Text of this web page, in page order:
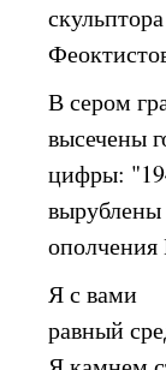
В сером
высечены
цифры:
вырублены
Я с вами
равный